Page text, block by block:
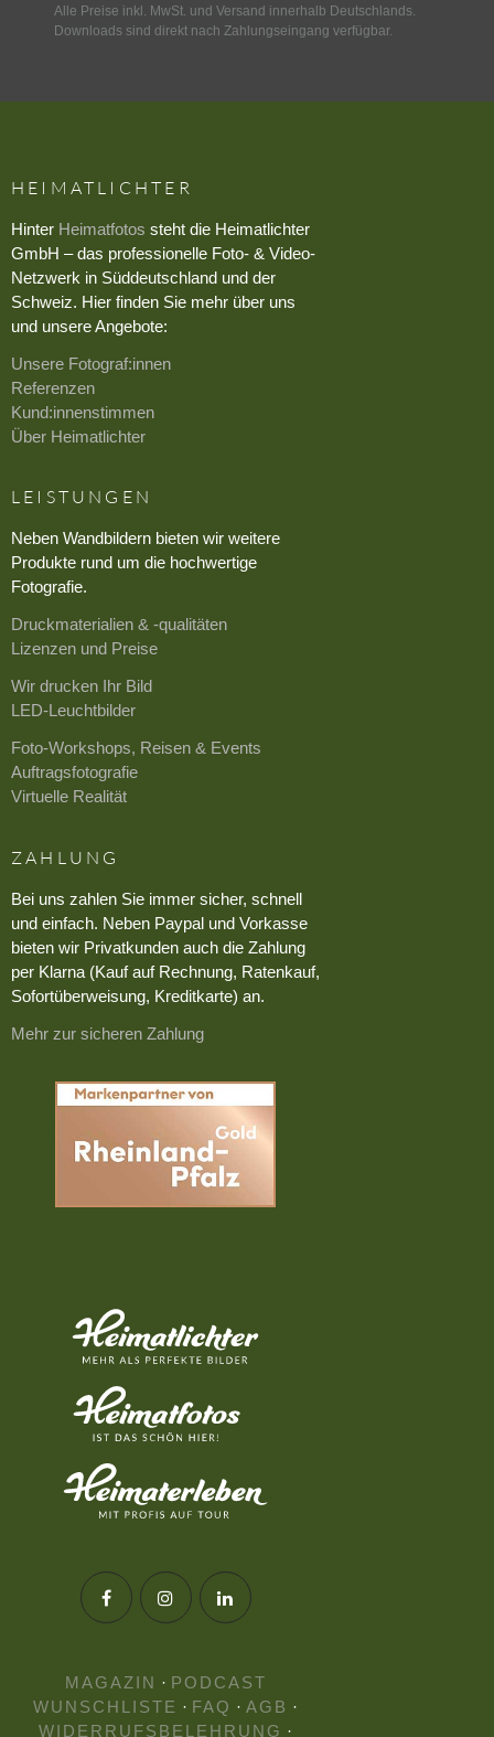
Alle Preise inkl. MwSt. und Versand innerhalb Deutschlands.
Downloads sind direkt nach Zahlungseingang verfügbar.
HEIMATLICHTER
Hinter Heimatfotos steht die Heimatlichter
GmbH – das professionelle Foto- & Video-
Netzwerk in Süddeutschland und der
Schweiz. Hier finden Sie mehr über uns
und unsere Angebote:
Unsere Fotograf:innen
Referenzen
Kund:innenstimmen
Über Heimatlichter
LEISTUNGEN
Neben Wandbildern bieten wir weitere
Produkte rund um die hochwertige
Fotografie.
Druckmaterialien & -qualitäten
Lizenzen und Preise
Wir drucken Ihr Bild
LED-Leuchtbilder
Foto-Workshops, Reisen & Events
Auftragsfotografie
Virtuelle Realität
ZAHLUNG
Bei uns zahlen Sie immer sicher, schnell
und einfach. Neben Paypal und Vorkasse
bieten wir Privatkunden auch die Zahlung
per Klarna (Kauf auf Rechnung, Ratenkauf,
Sofortüberweisung, Kreditkarte) an.
Mehr zur sicheren Zahlung
MAGAZIN · PODCAST
WUNSCHLISTE · FAQ · AGB ·
WIDERRUFSBELEHRUNG ·